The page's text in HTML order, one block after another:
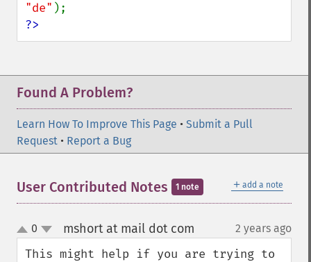
"de"
?>
Found A Problem?
Learn How To Improve This Page • Submit a Pull
Request • Report a Bug
＋ add a note
User Contributed Notes 1 note
up
down
0 mshort at mail dot com 2 years ago
This might help if you are trying to